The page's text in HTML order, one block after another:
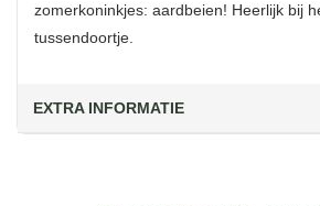
zomerkoninkjes: aardbeien! Heerlijk bij
tussendoortje.
EXTRA INFORMATIE